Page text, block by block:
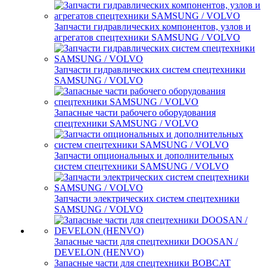
Запчасти гидравлических компонентов, узлов и
агрегатов спецтехники SAMSUNG / VOLVO
Запчасти гидравлических систем спецтехники
SAMSUNG / VOLVO
Запасные части рабочего оборудования
спецтехники SAMSUNG / VOLVO
Запчасти опциональных и дополнительных
систем спецтехники SAMSUNG / VOLVO
Запчасти электрических систем спецтехники
SAMSUNG / VOLVO
Запасные части для спецтехники DOOSAN /
DEVELON (HENVO)
Запасные части для спецтехники BOBCAT